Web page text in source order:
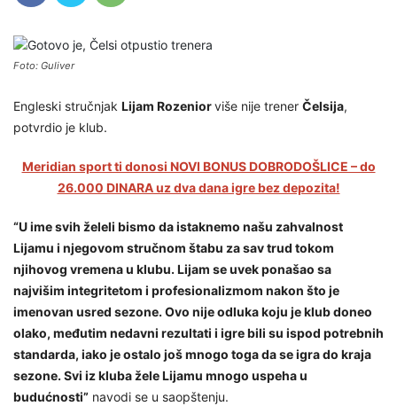
Foto: Guliver
Engleski stručnjak Lijam Rozeniorviše nije trener Čelsija,
potvrdio je klub.
Meridian sport ti donosi NOVI BONUS DOBRODOŠLICE – do
26.000 DINARA uz dva dana igre bez depozita!
“U ime svih želeli bismo da istaknemo našu zahvalnost
Lijamu i njegovom stručnom štabu za sav trud tokom
njihovog vremena u klubu. Lijam se uvek ponašao sa
najvišim integritetom i profesionalizmom nakon što je
imenovan usred sezone. Ovo nije odluka koju je klub doneo
olako, međutim nedavni rezultati i igre bili su ispod potrebnih
standarda, iako je ostalo još mnogo toga da se igra do kraja
sezone. Svi iz kluba žele Lijamu mnogo uspeha u
budućnosti” navodi se u saopštenju.